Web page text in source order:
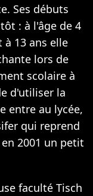
Ses débuts
: à l'âge de 4
à 13 ans elle
lors de
scolaire à
d'utiliser la
entre au lycée,
qui reprend
2001 un petit
faculté Tisch